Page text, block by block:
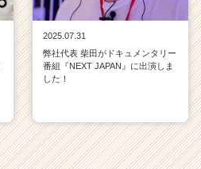
2025.07.31
弊社代表 柴田がドキュメンタリー
番組『NEXT JAPAN』に出演しま
した！